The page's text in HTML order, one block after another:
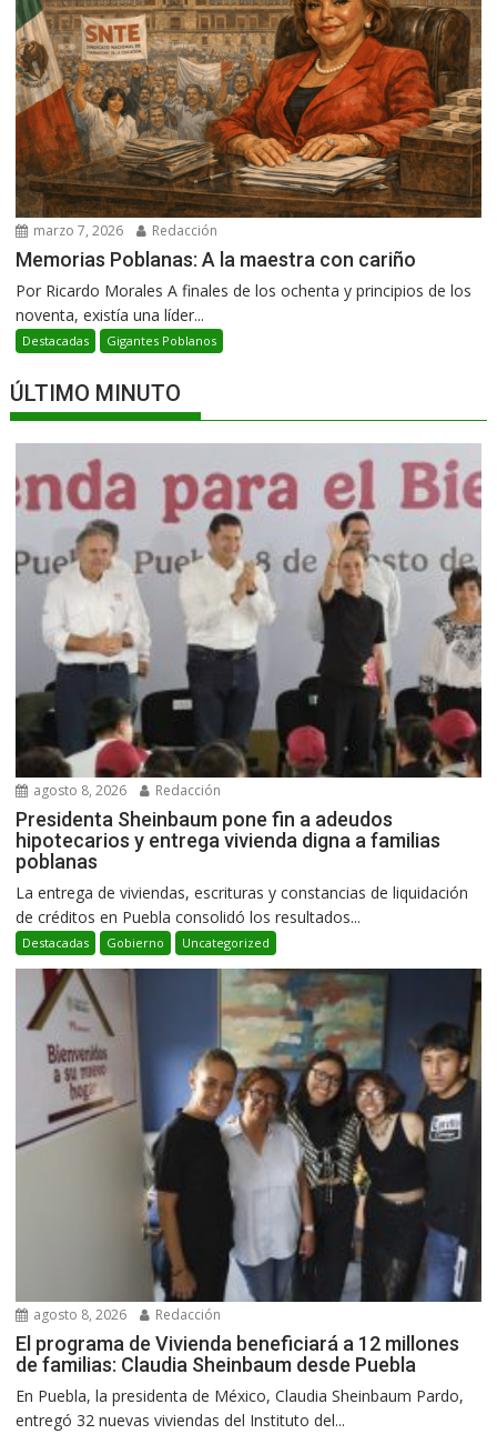
marzo 7, 2026 Redacción
Memorias Poblanas: A la maestra con cariño
Por Ricardo Morales A finales de los ochenta y principios de los
noventa, existía una líder...
Destacadas Gigantes Poblanos
ÚLTIMO MINUTO
agosto 8, 2026 Redacción
Presidenta Sheinbaum pone fin a adeudos
hipotecarios y entrega vivienda digna a familias
poblanas
La entrega de viviendas, escrituras y constancias de liquidación
de créditos en Puebla consolidó los resultados...
Destacadas Gobierno Uncategorized
agosto 8, 2026 Redacción
El programa de Vivienda beneficiará a 12 millones
de familias: Claudia Sheinbaum desde Puebla
En Puebla, la presidenta de México, Claudia Sheinbaum Pardo,
entregó 32 nuevas viviendas del Instituto del...